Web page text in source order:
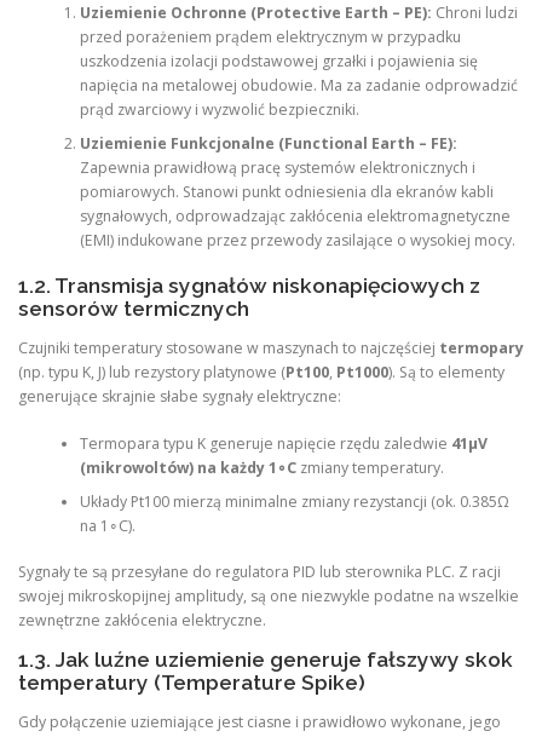
Uziemienie Ochronne (Protective Earth – PE): Chroni ludzi
przed porażeniem prądem elektrycznym w przypadku
uszkodzenia izolacji podstawowej grzałki i pojawienia się
napięcia na metalowej obudowie. Ma za zadanie odprowadzić
prąd zwarciowy i wyzwolić bezpieczniki.
Uziemienie Funkcjonalne (Functional Earth – FE):
Zapewnia prawidłową pracę systemów elektronicznych i
pomiarowych. Stanowi punkt odniesienia dla ekranów kabli
sygnałowych, odprowadzając zakłócenia elektromagnetyczne
(EMI) indukowane przez przewody zasilające o wysokiej mocy.
1.2. Transmisja sygnałów niskonapięciowych z
sensorów termicznych
Czujniki temperatury stosowane w maszynach to najczęściej termopary
(np. typu K, J) lub rezystory platynowe (Pt100, Pt1000). Są to elementy
generujące skrajnie słabe sygnały elektryczne:
Termopara typu K generuje napięcie rzędu zaledwie 41μV
(mikrowoltów) na każdy 1∘Czmiany temperatury.
Układy Pt100 mierzą minimalne zmiany rezystancji (ok. 0.385Ω
na 1∘C).
Sygnały te są przesyłane do regulatora PID lub sterownika PLC. Z racji
swojej mikroskopijnej amplitudy, są one niezwykle podatne na wszelkie
zewnętrzne zakłócenia elektryczne.
1.3. Jak luźne uziemienie generuje fałszywy skok
temperatury (Temperature Spike)
Gdy połączenie uziemiające jest ciasne i prawidłowo wykonane, jego